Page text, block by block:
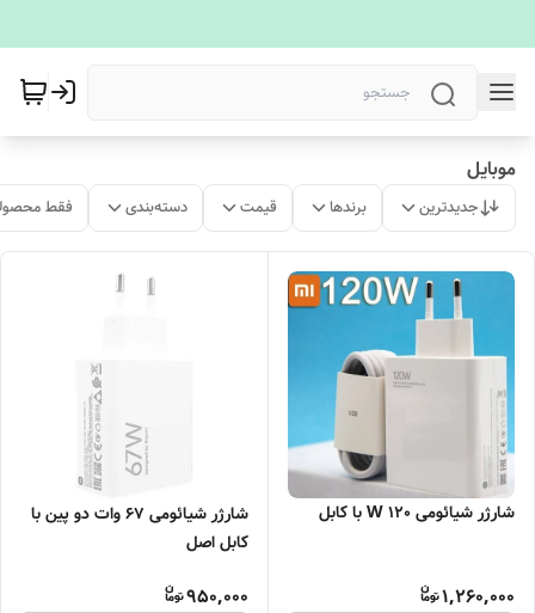
موبایل
جدیدترین برندها قیمت دسته‌بندی فقط
شارژر شیائومی 120 W با کابل
1,260,000
شارژر شیائومی 67 وات دو پین با
کابل اصل
950,000